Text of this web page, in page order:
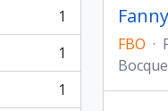
1
1
1
FBO ·